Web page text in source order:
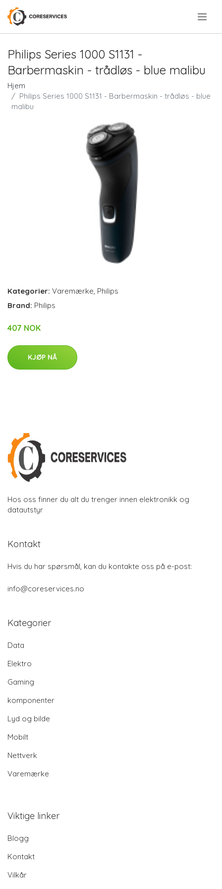
Philips Series 1000 S1131 -
Barbermaskin - trådløs - blue malibu
Hjem
Philips Series 1000 S1131 - Barbermaskin - trådløs - blue
malibu
Kategorier: Varemærke Philips
Brand: Philips
407 NOK
KJØP NÅ
Hos oss finner du alt du trenger innen elektronikk og
datautstyr
Kontakt
Hvis du har spørsmål, kan du kontakte oss på e-post:
info@coreservices.no
Kategorier
Data
Elektro
Gaming
komponenter
Lyd og bilde
Mobilt
Nettverk
Varemærke
Viktige linker
Blogg
Kontakt
Vilkår